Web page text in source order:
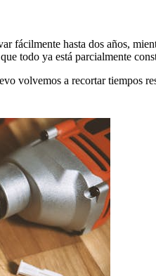
fácilmente hasta dos años,
todo ya está parcialmente
volvemos a recortar tiempos